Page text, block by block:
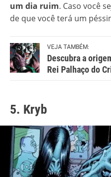
um dia ruim. Caso você
de que você terá um
VEJA TAMBÉM:
Descubra a
Rei Palhaço do
5. Kryb